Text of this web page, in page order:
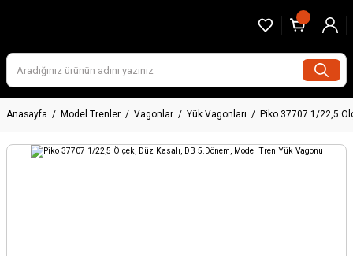
Anasayfa Model Trenler Vagonlar Yük Vagonları Piko 37707 1/22,5